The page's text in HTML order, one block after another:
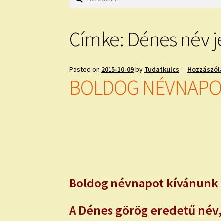
Címke: Dénes név
Posted on 2015-10-09by Tudatkulcs —
BOLDOG
Boldog névnapot
A Dénes görög eredetű